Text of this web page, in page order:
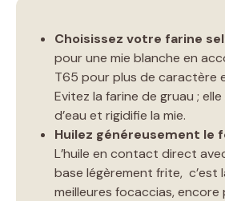
Choisissez votre farine
pour une mie blanche en
T65 pour plus de caractère
Evitez la farine de gruau ;
d’eau et rigidifie la mie.
Huilez généreusement le
L’huile en contact direct
base légèrement frite, c’est
meilleures focaccias, encore